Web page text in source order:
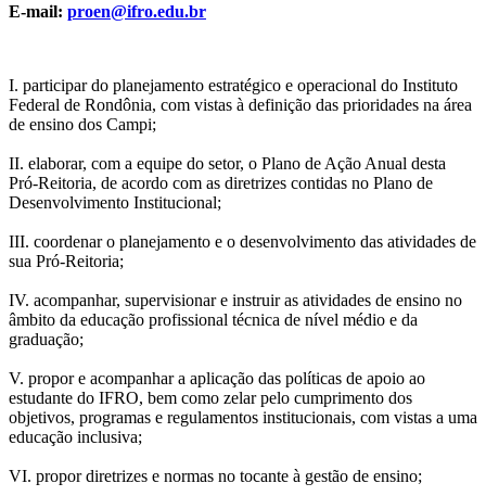
E-mail: proen@ifro.edu.br
I. participar do planejamento estratégico e operacional do Instituto
Federal de Rondônia, com vistas à definição das prioridades na área
de ensino dos Campi;
II. elaborar, com a equipe do setor, o Plano de Ação Anual desta
Pró-Reitoria, de acordo com as diretrizes contidas no Plano de
Desenvolvimento Institucional;
III. coordenar o planejamento e o desenvolvimento das atividades de
sua Pró-Reitoria;
IV. acompanhar, supervisionar e instruir as atividades de ensino no
âmbito da educação profissional técnica de nível médio e da
graduação;
V. propor e acompanhar a aplicação das políticas de apoio ao
estudante do IFRO, bem como zelar pelo cumprimento dos
objetivos, programas e regulamentos institucionais, com vistas a uma
educação inclusiva;
VI. propor diretrizes e normas no tocante à gestão de ensino;